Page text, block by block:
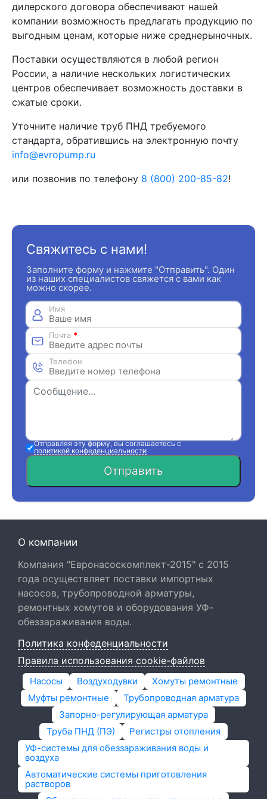
дилерского договора обеспечивают нашей
компании возможность предлагать продукцию по
выгодным ценам, которые ниже среднерыночных.
Поставки осуществляются в любой регион
России, а наличие нескольких логистических
центров обеспечивает возможность доставки в
сжатые сроки.
Уточните наличие труб ПНД требуемого
стандарта, обратившись на электронную почту
info@evropump.ru
или позвонив по телефону 8 (800) 200-85-82!
Свяжитесь с нами!
Заполните форму и нажмите "Отправить". Один
из наших специалистов свяжется с вами как
можно скорее.
Имя
Почта *
Телефон
Отправляя эту форму, вы соглашаетесь с
политикой конфеденциальности
Отправить
О компании
Компания "Евронасоскомплект-2015" с 2015
года осуществляет поставки импортных
насосов, трубопроводной арматуры,
ремонтных хомутов и оборудования УФ-
обеззараживания воды.
Политика конфеденциальности
Правила использования cookie-файлов
Насосы Воздуходувки
Хомуты ремонтные
Муфты ремонтные
Трубопроводная арматура
Запорно-регулирующая арматура
Труба ПНД (ПЭ)
Регистры отопления
УФ-системы для обеззараживания воды и
воздуха
Автоматические системы приготовления
растворов